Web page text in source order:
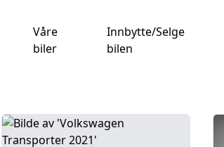
Våre
biler
Innbytte/Selge
bilen